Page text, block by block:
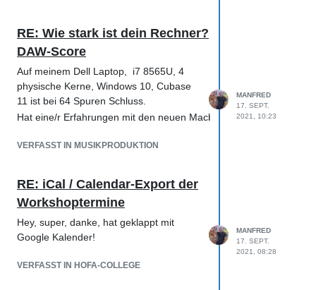
RE: Wie stark ist dein Rechner?
DAW-Score
Auf meinem Dell Laptop, i7 8565U, 4
physische Kerne, Windows 10, Cubase
11 ist bei 64 Spuren Schluss.
Hat eine/r Erfahrungen mit den neuen Macbooks mit m1
VERFASST IN MUSIKPRODUKTION
MANFRED
17. SEPT.
2021, 10:23
RE: iCal / Calendar-Export der
Workshoptermine
Hey, super, danke, hat geklappt mit
Google Kalender!
VERFASST IN HOFA-COLLEGE
MANFRED
17. SEPT.
2021, 08:28